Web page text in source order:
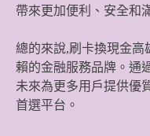
帶來更加便利、安全和
總的來說,刷卡換現金高
賴的金融服務品牌。通
未來為更多用戶提供優
首選平台。